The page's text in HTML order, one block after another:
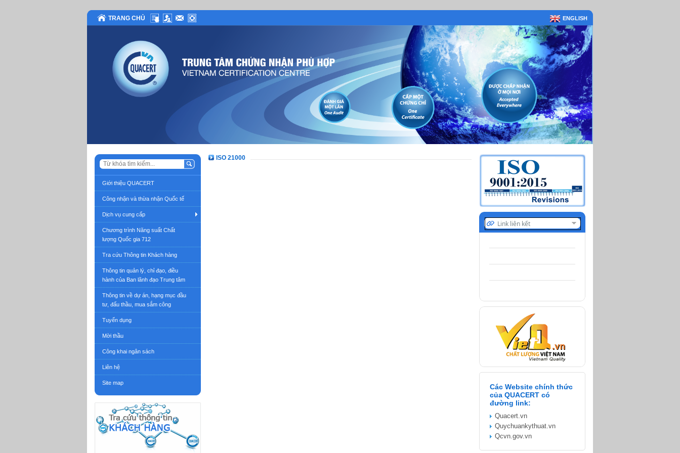
TRANG CHỦ ENGLISH
Giới thiệu QUACERT
Công nhận và thừa nhận Quốc tế
Dịch vụ cung cấp
Chương trình Năng suất Chất
lượng Quốc gia 712
Tra cứu Thông tin Khách hàng
Thông tin quản lý, chỉ đạo, điều
hành của Ban lãnh đạo Trung tâm
Thông tin về dự án, hạng mục đầu
tư, đấu thầu, mua sắm công
Tuyển dụng
Mời thầu
Công khai ngân sách
Liên hệ
Site map
ISO 21000
Các Website chính thức
của QUACERT có
đường link:
Quacert.vn
Quychuankythuat.vn
Qcvn.gov.vn